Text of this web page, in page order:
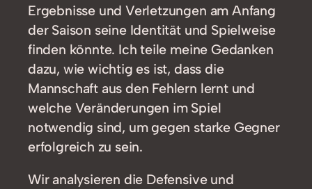
Ergebnisse und Verletzungen am Anfang
der Saison seine Identität und Spielweise
finden könnte. Ich teile meine Gedanken
dazu, wie wichtig es ist, dass die
Mannschaft aus den Fehlern lernt und
welche Veränderungen im Spiel
notwendig sind, um gegen starke Gegner
erfolgreich zu sein.
Wir analysieren die Defensive und